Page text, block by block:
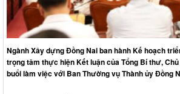
Ngành Xây dựng Đồng Nai ban hành Kế hoạch
trọng tâm thực hiện Kết luận của Tổng Bí thư,
buổi làm việc với Ban Thường vụ Thành ủy Đồng